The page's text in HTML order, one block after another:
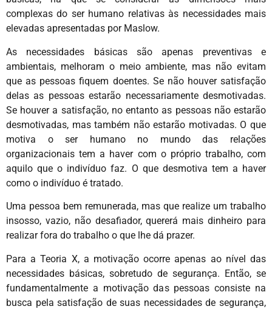
complexas do ser humano relativas às necessidades mais
elevadas apresentadas por Maslow.
As necessidades básicas são apenas preventivas e
ambientais, melhoram o meio ambiente, mas não evitam
que as pessoas fiquem doentes. Se não houver satisfação
delas as pessoas estarão necessariamente desmotivadas.
Se houver a satisfação, no entanto as pessoas não estarão
desmotivadas, mas também não estarão motivadas. O que
motiva o ser humano no mundo das relações
organizacionais tem a haver com o próprio trabalho, com
aquilo que o indivíduo faz. O que desmotiva tem a haver
como o indivíduo é tratado.
Uma pessoa bem remunerada, mas que realize um trabalho
insosso, vazio, não desafiador, quererá mais dinheiro para
realizar fora do trabalho o que lhe dá prazer.
Para a Teoria X, a motivação ocorre apenas ao nível das
necessidades básicas, sobretudo de segurança. Então, se
fundamentalmente a motivação das pessoas consiste na
busca pela satisfação de suas necessidades de segurança,